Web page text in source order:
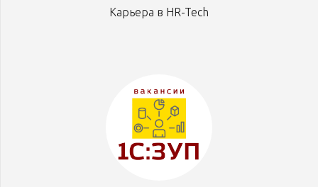
Карьера в HR-Tech